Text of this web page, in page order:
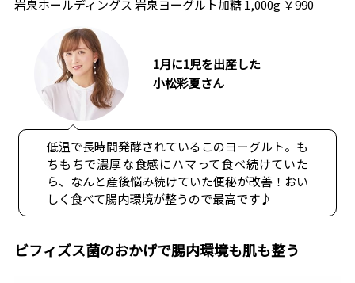
岩泉ホールディングス 岩泉ヨーグルト加糖 1,000g ￥990
1月に1児を出産した
小松彩夏さん
低温で長時間発酵されているこのヨーグルト。も
ちもちで濃厚な食感にハマって食べ続けていた
ら、なんと産後悩み続けていた便秘が改善！おい
しく食べて腸内環境が整うので最高です♪
ビフィズス菌のおかげで腸内環境も肌も整う